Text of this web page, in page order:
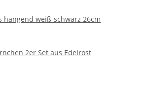
hängend weiß-schwarz 26cm